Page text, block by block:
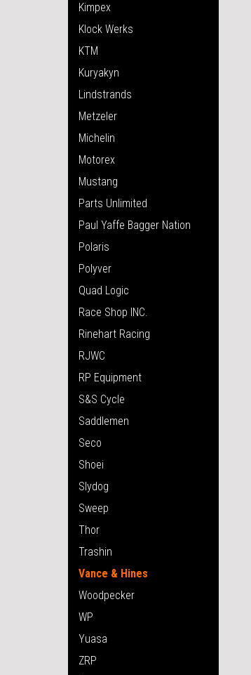
Kimpex
Klock Werks
KTM
Kuryakyn
Lindstrands
Metzeler
Michelin
Motorex
Mustang
Parts Unlimited
Paul Yaffe Bagger Nation
Polaris
Polyver
Quad Logic
Race Shop INC.
Rinehart Racing
RJWC
RP Equipment
S&S Cycle
Saddlemen
Seco
Shoei
Slydog
Sweep
Thor
Trashin
Vance & Hines
Woodpecker
WP
Yuasa
ZRP